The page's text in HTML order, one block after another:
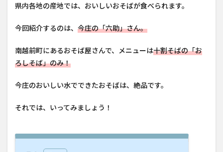
県内各地の産地では、おいしいおそばが食べられます。
今回紹介するのは、 今庄の「六助」さん。
南越前町にあるおそば屋さんで、メニューは十割そばの「お
ろしそば」のみ！
今庄のおいしい水でできたおそばは、絶品です。
それでは、いってみましょう！